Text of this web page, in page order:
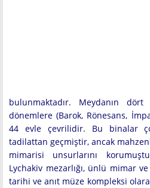
bulunmaktadır. Meydanın
dönemlere (Barok, Rönesans,
44 evle çevrilidir. Bu binalar
tadilattan geçmiştir, ancak
mimarisi unsurlarını
Lychakiv mezarlığı, ünlü mimar
tarihi ve anıt müze kompleksi